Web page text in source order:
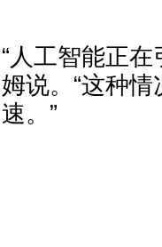
“人工智能正
姆说。“这种
速。”